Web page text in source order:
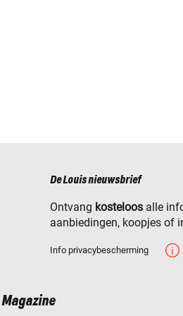
De Louis nieuwsbrief
Ontvang kosteloos alle
aanbiedingen, koopjes of
Info privacybescherming
Magazine